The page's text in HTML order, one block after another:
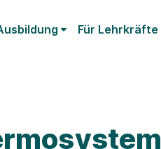
Für Lehrkräfte